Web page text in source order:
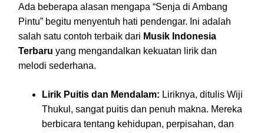
Ada beberapa alasan mengapa “Senja di Ambang
Pintu” begitu menyentuh hati pendengar. Ini adalah
salah satu contoh terbaik dari Musik Indonesia
Terbaru yang mengandalkan kekuatan lirik dan
melodi sederhana.
Lirik Puitis dan Mendalam: Liriknya, ditulis Wiji
Thukul, sangat puitis dan penuh makna. Mereka
berbicara tentang kehidupan, perpisahan, dan